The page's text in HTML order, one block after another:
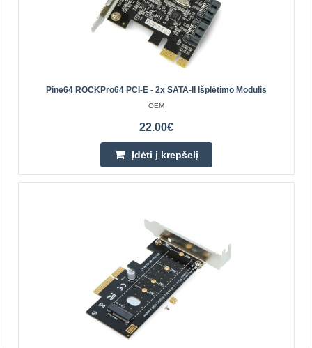
Pridėti prie pageidavimų sąrašo
Pine64 ROCKPro64 Bluetooth 4.2 ir WiFi DualBand
Pine64 kompanijos Bluetooth 4.2 ir WiFi DualBand
modulis, skirtas ROCKPro64 mini kompiuteriui,
naudojantis „AMPAK AP6359SA“ mikroschemą.
Pine64 ROCKPro64 PCI-E - 2x SATA-II Išplėtimo Modulis
OEM
22.00€
Įdėti į krepšelį